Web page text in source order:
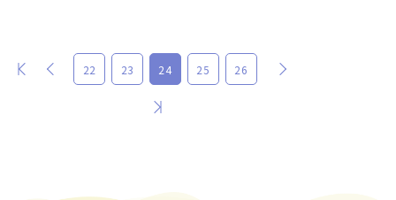
最初 前 22 23 24 25 26
最後